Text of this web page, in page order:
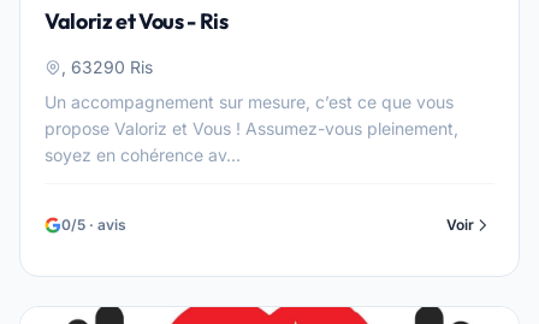
Valoriz et Vous - Ris
, 63290 Ris
Un accompagnement sur mesure, c’est ce que vous
propose Valoriz et Vous ! Assumez-vous pleinement,
soyez en cohérence av...
0/5 · avis Voir